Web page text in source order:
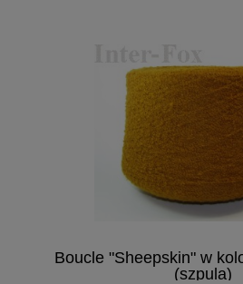
Boucle "Sheepskin" w
(szpula)